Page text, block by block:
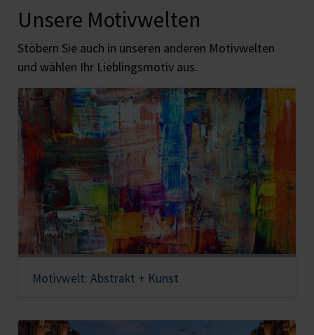
Unsere Motivwelten
Stöbern Sie auch in unseren anderen Motivwelten
und wählen Ihr Lieblingsmotiv aus.
Motivwelt: Abstrakt + Kunst